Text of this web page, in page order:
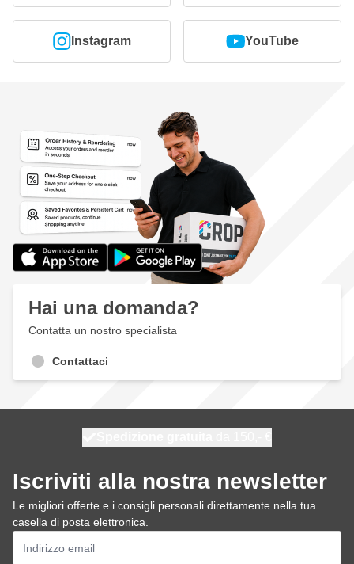
Instagram YouTube
Hai una domanda?
Contatta un nostro specialista
Contattaci
Iscriviti alla nostra newsletter
Le migliori offerte e i consigli personali direttamente nella tua
casella di posta elettronica.